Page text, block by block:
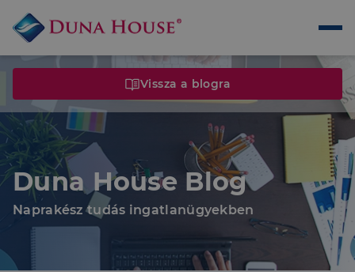
Vissza a blogra
Duna House Blog
Naprakész tudás ingatlanügyekben